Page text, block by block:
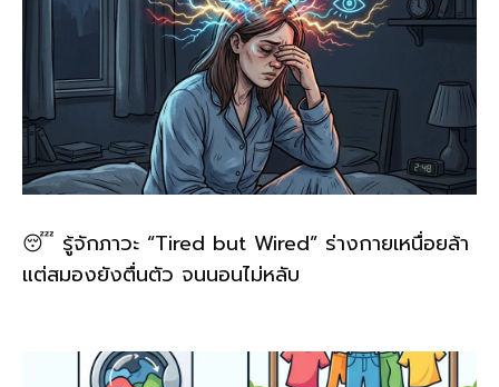
😴 รู้จักภาวะ “Tired but Wired” ร่างกายเหนื่อยล้า
แต่สมองยังตื่นตัว จนนอนไม่หลับ